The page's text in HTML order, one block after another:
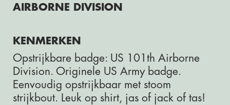
AIRBORNE DIVISION
KENMERKEN
Opstrijkbare badge: US 101th Airborne
Division. Originele US Army badge.
Eenvoudig opstrijkbaar met stoom
strijkbout. Leuk op shirt, jas of jack of tas!